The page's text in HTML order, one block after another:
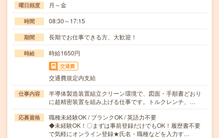
曜日頻度 月～金
時間 08:30～17:15
期間 長期でお仕事できる方、大歓迎！
時給 時給1650円
交通費
交通費規定内支給
仕事内容
半導体製造装置組立クリーン環境で、図面・手順書どおり
に超精密装置を組み上げる仕事です。トルクレンチ、…
応募資格
職種未経験OK / ブランクOK / 英語力不要
◆未経験OK！〇まずは事前登録だけでもOK！履歴書不要
で気軽にオンライン登録★氏名・職種などを入力す…